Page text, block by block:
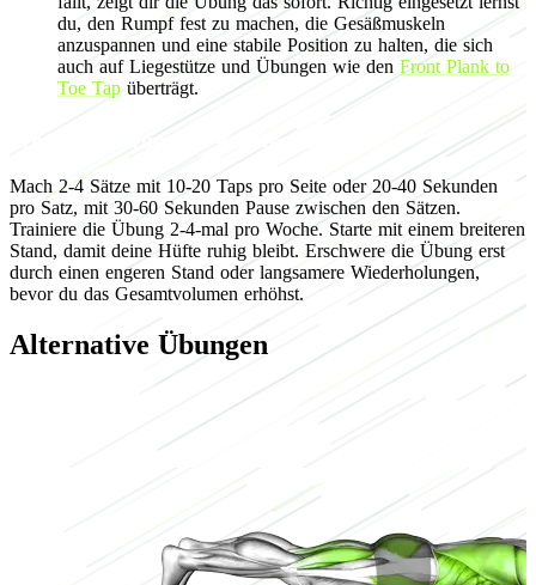
du, den Rumpf fest zu machen, die Gesäßmuskeln
anzuspannen und eine stabile Position zu halten, die sich
auch auf Liegestütze und Übungen wie den Front Plank to
Toe Tap überträgt.
Mach 2-4 Sätze mit 10-20 Taps pro Seite oder 20-40 Sekunden
pro Satz, mit 30-60 Sekunden Pause zwischen den Sätzen.
Trainiere die Übung 2-4-mal pro Woche. Starte mit einem breiteren
Stand, damit deine Hüfte ruhig bleibt. Erschwere die Übung erst
durch einen engeren Stand oder langsamere Wiederholungen,
bevor du das Gesamtvolumen erhöhst.
Alternative Übungen